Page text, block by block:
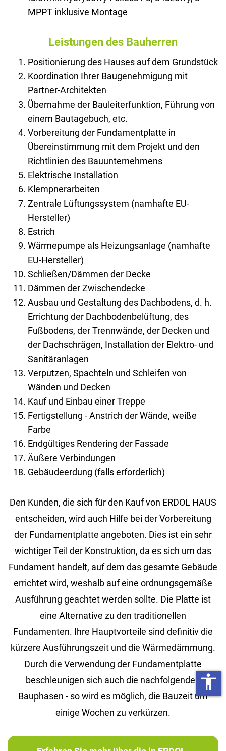
MPPT inklusive Montage
Leistungen des Bauherren
Positionierung des Hauses auf dem Grundstück
Koordination Ihrer Baugenehmigung mit
Partner-Architekten
Übernahme der Bauleiterfunktion, Führung von
einem Bautagebuch, etc.
Vorbereitung der Fundamentplatte in
Übereinstimmung mit dem Projekt und den
Richtlinien des Bauunternehmens
Elektrische Installation
Klempnerarbeiten
Zentrale Lüftungssystem (namhafte EU-
Hersteller)
Estrich
Wärmepumpe als Heizungsanlage (namhafte
EU-Hersteller)
Schließen/Dämmen der Decke
Dämmen der Zwischendecke
Ausbau und Gestaltung des Dachbodens, d. h.
Errichtung der Dachbodenbelüftung, des
Fußbodens, der Trennwände, der Decken und
der Dachschrägen, Installation der Elektro- und
Sanitäranlagen
Verputzen, Spachteln und Schleifen von
Wänden und Decken
Kauf und Einbau einer Treppe
Fertigstellung - Anstrich der Wände, weiße
Farbe
Endgültiges Rendering der Fassade
Äußere Verbindungen
Gebäudeerdung (falls erforderlich)
Den Kunden, die sich für den Kauf von ERDOL HAUS
entscheiden, wird auch Hilfe bei der Vorbereitung
der Fundamentplatte angeboten. Dies ist ein sehr
wichtiger Teil der Konstruktion, da es sich um das
Fundament handelt, auf dem das gesamte Gebäude
errichtet wird, weshalb auf eine ordnungsgemäße
Ausführung geachtet werden sollte. Die Platte ist
eine Alternative zu den traditionellen
Fundamenten. Ihre Hauptvorteile sind definitiv die
kürzere Ausführungszeit und die Wärmedämmung.
Durch die Verwendung der Fundamentplatte
beschleunigen sich auch die nachfolgenden
Bauphasen - so wird es möglich, die Bauzeit um
einige Wochen zu verkürzen.
accessibility